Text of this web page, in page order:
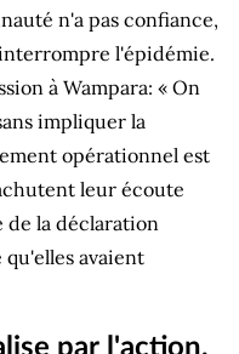
n'a pas confiance,
l'épidémie.
à Wampara: « On
impliquer la
opérationnel est
leur écoute
de la déclaration
avaient
par l'action,